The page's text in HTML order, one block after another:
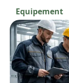
Equipement